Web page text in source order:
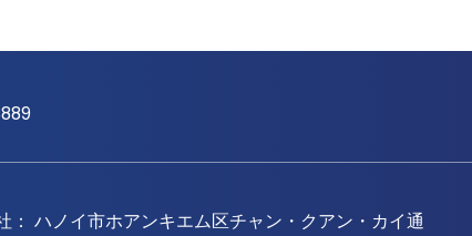
：
ハノイ市ホアンキエム区チャン・クアン・カイ通